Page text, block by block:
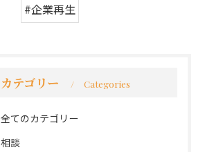
#企業再生
カテゴリー Categories
全てのカテゴリー
相談